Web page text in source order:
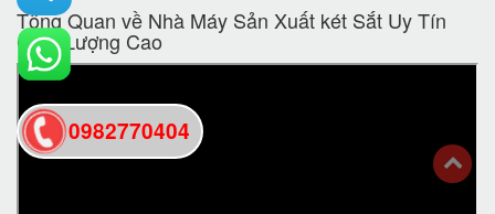
Tổng Quan về Nhà Máy Sản Xuất két Sắt Uy Tín
Chất Lượng Cao
0982770404